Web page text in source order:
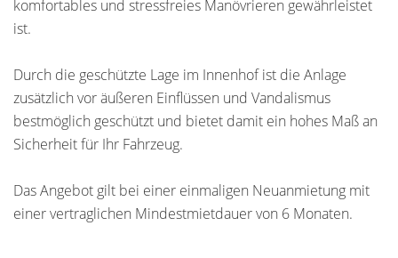
komfortables und stressfreies Manövrieren gewährleistet
ist.
Durch die geschützte Lage im Innenhof ist die Anlage
zusätzlich vor äußeren Einflüssen und Vandalismus
bestmöglich geschützt und bietet damit ein hohes Maß an
Sicherheit für Ihr Fahrzeug.
Das Angebot gilt bei einer einmaligen Neuanmietung mit
einer vertraglichen Mindestmietdauer von 6 Monaten.